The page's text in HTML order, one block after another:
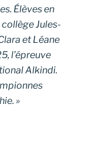
Élèves en
Jules-
et Léane
l’épreuve
Alkindi.
»